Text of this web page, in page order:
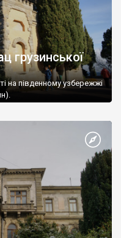
грузинської
на південному узбережжі